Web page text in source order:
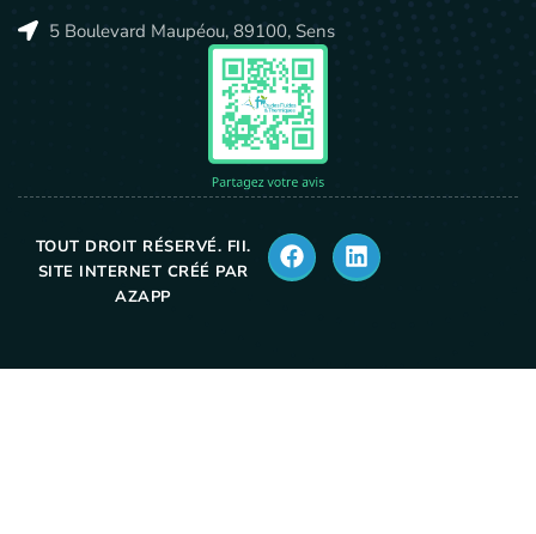
5 Boulevard Maupéou, 89100, Sens
TOUT DROIT RÉSERVÉ. FII.
SITE INTERNET CRÉÉ PAR
AZAPP